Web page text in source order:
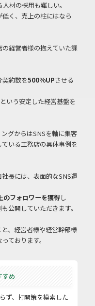
材の採用も難しい。
く、売上の柱にはなら
経営者様の抱えていた課
契約数を500%UPさせる
という安定した経営基盤を
グからはSNSを軸に集客
いる工務店の具体事例を
長には、表面的なSNS運
のフォロワーを獲得し
公開していただきます。
、経営者様や経営幹部様
ております。
すめ
ず、打開策を模索した